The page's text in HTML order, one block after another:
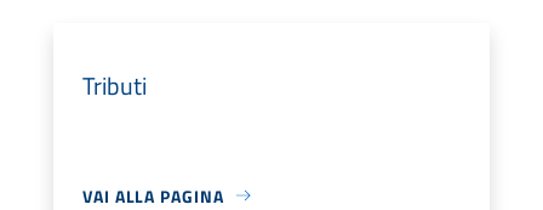
Tributi
VAI ALLA PAGINA